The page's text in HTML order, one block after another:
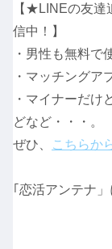
【★LINEの友達
信中！】
・男性も無料で
・マッチングア
・マイナーだ
どなど・・・。
ぜひ、
こちらか
｢恋活アンテナ